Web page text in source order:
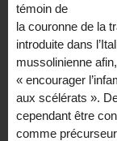
témoin de
la couronne de la
introduite dans
mussolinienne
« encourager
aux scélérats ».
cependant être
comme